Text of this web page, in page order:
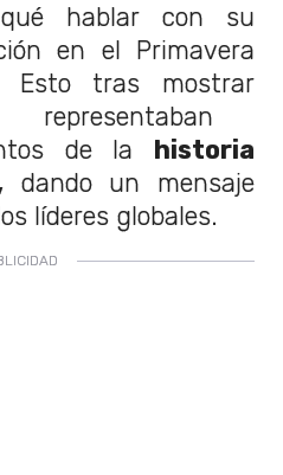
hablar con su
en el Primavera
Esto tras mostrar
de la historia
dando un mensaje
líderes globales.